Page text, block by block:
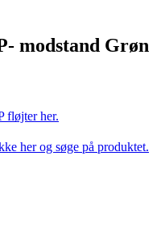
modstand Grøn
fløjter her.
her og søge på produktet.